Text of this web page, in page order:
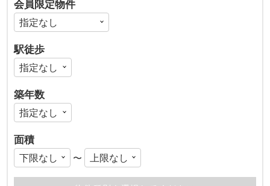
会員限定物件
駅徒歩
築年数
面積
〜